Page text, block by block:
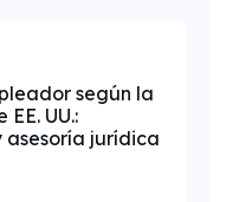
según la
UU.:
asesoría jurídica